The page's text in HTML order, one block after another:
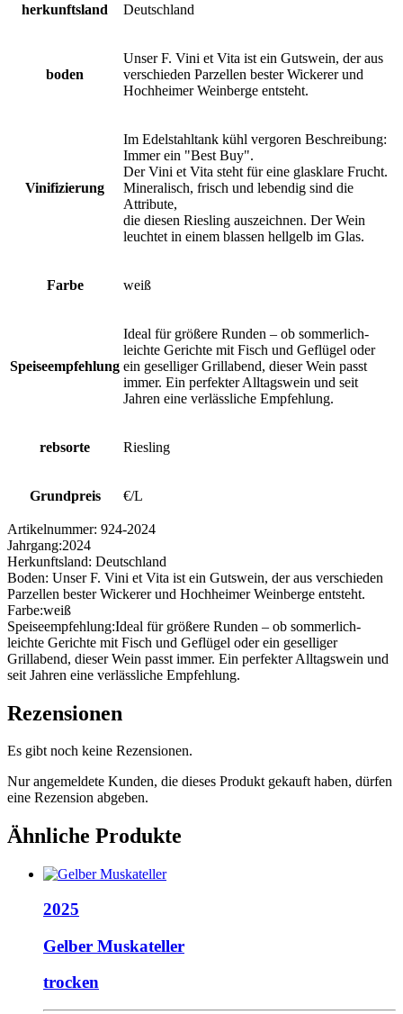
herkunftsland Deutschland
boden
Unser F. Vini et Vita ist ein Gutswein, der aus
verschieden Parzellen bester Wickerer und
Hochheimer Weinberge entsteht.
Vinifizierung
Im Edelstahltank kühl vergoren Beschreibung:
Immer ein "Best Buy".
Der Vini et Vita steht für eine glasklare Frucht.
Mineralisch, frisch und lebendig sind die
Attribute,
die diesen Riesling auszeichnen. Der Wein
leuchtet in einem blassen hellgelb im Glas.
Farbe weiß
Speiseempfehlung
Ideal für größere Runden – ob sommerlich-
leichte Gerichte mit Fisch und Geflügel oder
ein geselliger Grillabend, dieser Wein passt
immer. Ein perfekter Alltagswein und seit
Jahren eine verlässliche Empfehlung.
rebsorte Riesling
Grundpreis €/L
Artikelnummer: 924-2024
Jahrgang:2024
Herkunftsland: Deutschland
Boden: Unser F. Vini et Vita ist ein Gutswein, der aus verschieden
Parzellen bester Wickerer und Hochheimer Weinberge entsteht.
Farbe:weiß
Speiseempfehlung:Ideal für größere Runden – ob sommerlich-
leichte Gerichte mit Fisch und Geflügel oder ein geselliger
Grillabend, dieser Wein passt immer. Ein perfekter Alltagswein und
seit Jahren eine verlässliche Empfehlung.
Rezensionen
Es gibt noch keine Rezensionen.
Nur angemeldete Kunden, die dieses Produkt gekauft haben, dürfen
eine Rezension abgeben.
Ähnliche Produkte
2025
Gelber Muskateller
trocken